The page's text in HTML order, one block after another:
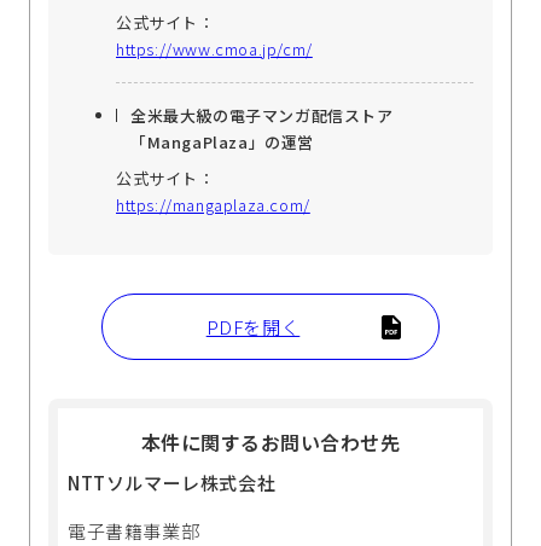
公式サイト：
https://www.cmoa.jp/cm/
全米最大級の電子マンガ配信ストア
「MangaPlaza」の運営
公式サイト：
https://mangaplaza.com/
PDFを開く
本件に関するお問い合わせ先
NTTソルマーレ株式会社
電子書籍事業部